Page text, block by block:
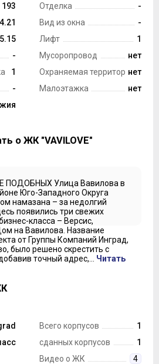
193
-
1
-
Отделка
-
Вид из окна
-
Лифт
1
Мусоропровод
нет
Охраняемая территориянет
Малоэтажка
нет
о ЖК "VAVILOVE"
ПОДОБНЫХ Улица Вавилова в
Юго-Западного Округа
намазана – за недолгий
появились три свежих
класса – Версис,
на Вавилова. Название
от Группы Компаний Инград,
было решено скрестить с
точный адрес,... Читать
Всего корпусов
1
сданных корпусов
1
Видео о ЖК
4